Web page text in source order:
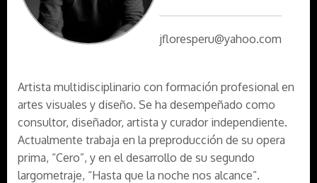
jfloresperu@yahoo.com
Artista multidisciplinario con formación profesional en
artes visuales y diseño. Se ha desempeñado como
consultor, diseñador, artista y curador independiente.
Actualmente trabaja en la preproducción de su opera
prima, “Cero”, y en el desarrollo de su segundo
largometraje, “Hasta que la noche nos alcance”.